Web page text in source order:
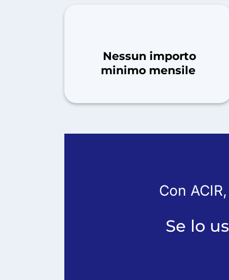
Nessun importo
minimo mensile
Con ACI
Se lo